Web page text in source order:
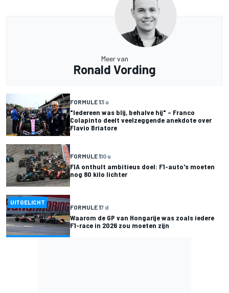
Meer van
Ronald Vording
FORMULE 13 u
"Iedereen was blij, behalve hij" – Franco
Colapinto deelt veelzeggende anekdote over
Flavio Briatore
FORMULE 110 u
FIA onthult ambitieus doel: F1-auto's moeten
nog 80 kilo lichter
UITGELICHT
FORMULE 17 d
Waarom de GP van Hongarije was zoals iedere
F1-race in 2026 zou moeten zijn